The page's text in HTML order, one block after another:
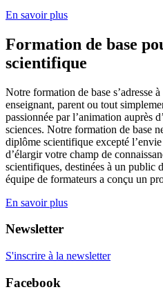
En savoir plus
Formation de base
scientifique
Notre formation de base s’adresse
enseignant, parent ou tout
passionnée par l’animation auprès
sciences. Notre formation de base
diplôme scientifique excepté
d’élargir votre champ de
scientifiques, destinées à un public
équipe de formateurs a conçu un
En savoir plus
Newsletter
S'inscrire à la newsletter
Facebook